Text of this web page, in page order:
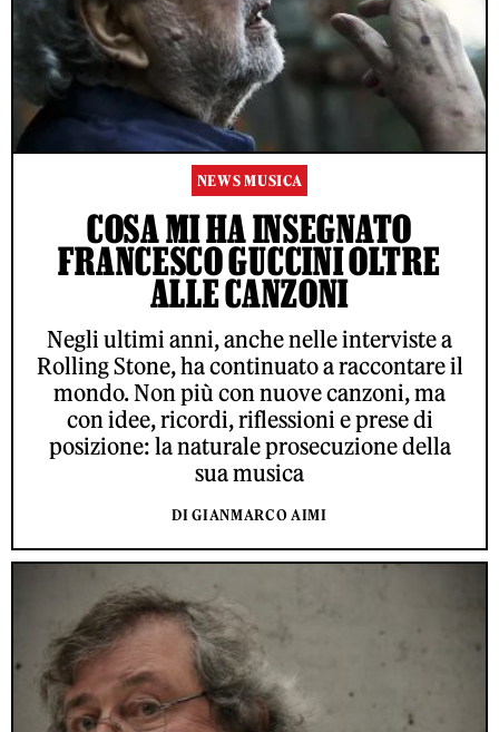
NEWS MUSICA
COSA MI HA INSEGNATO
FRANCESCO GUCCINI OLTRE
ALLE CANZONI
Negli ultimi anni, anche nelle interviste a
Rolling Stone, ha continuato a raccontare il
mondo. Non più con nuove canzoni, ma
con idee, ricordi, riflessioni e prese di
posizione: la naturale prosecuzione della
sua musica
DI GIANMARCO AIMI